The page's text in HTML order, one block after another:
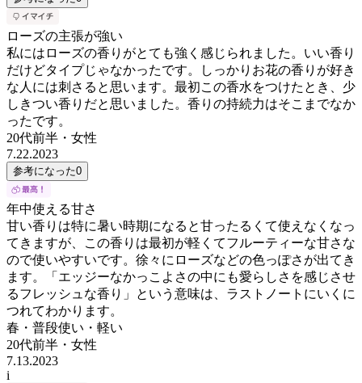
ローズの主張が強い
私にはローズの香りがとても強く感じられました。いい香り
だけどタイプじゃなかったです。しっかりお花の香りが好き
な人には刺さると思います。最初この香水をつけたとき、少
しきつい香りだと思いました。香りの持続力はそこまでなか
ったです。
20代前半 ・ 女性
7.22.2023
参考になった0
年中使える甘さ
甘い香りは特に暑い時期になると甘ったるくて使えなくなっ
てきますが、この香りは最初が軽くてフルーティーな甘さな
ので使いやすいです。徐々にローズなどの色っぽさが出てき
ます。「エッジーなかっこよさの中にも愛らしさを感じさせ
るフレッシュな香り」という意味は、ラストノートにいくに
つれてわかります。
春・普段使い・軽い
20代前半 ・ 女性
7.13.2023
i